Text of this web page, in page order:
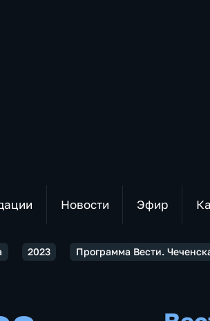
Новости Эфир
2023 Программа Вести.